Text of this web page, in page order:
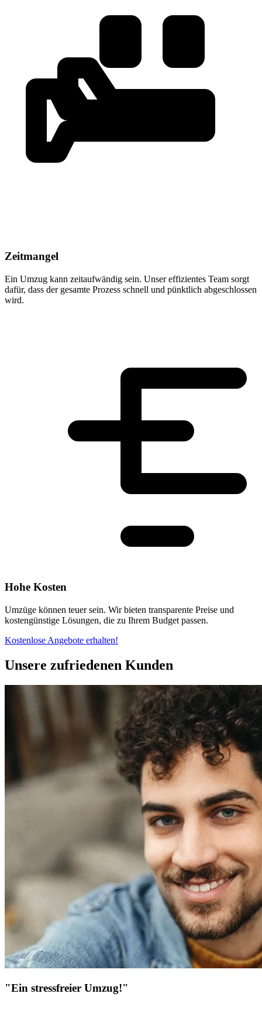
Zeitmangel
Ein Umzug kann zeitaufwändig sein. Unser effizientes Team sorgt
dafür, dass der gesamte Prozess schnell und pünktlich abgeschlossen
wird.
Hohe Kosten
Umzüge können teuer sein. Wir bieten transparente Preise und
kostengünstige Lösungen, die zu Ihrem Budget passen.
Kostenlose Angebote erhalten!
Unsere zufriedenen Kunden
"Ein stressfreier Umzug!"